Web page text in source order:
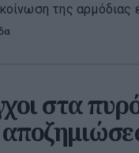
της αρμόδιας
στα